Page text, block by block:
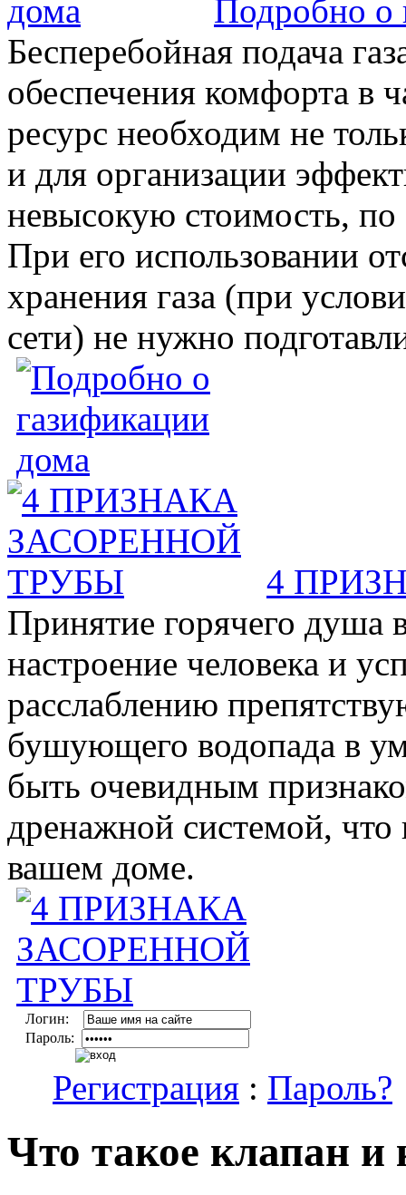
Подробно о
Бесперебойная подача
обеспечения комфорта в
ресурс необходим не
и для организации
невысокую стоимость, по
При его использовании
хранения газа (при
сети) не нужно
4
Принятие горячего душа
настроение человека и
расслаблению
бушующего водопада в
быть очевидным
дренажной системой, что
вашем доме.
Логин:
Пароль:
Регистрация : Пароль?
Что такое клапан и